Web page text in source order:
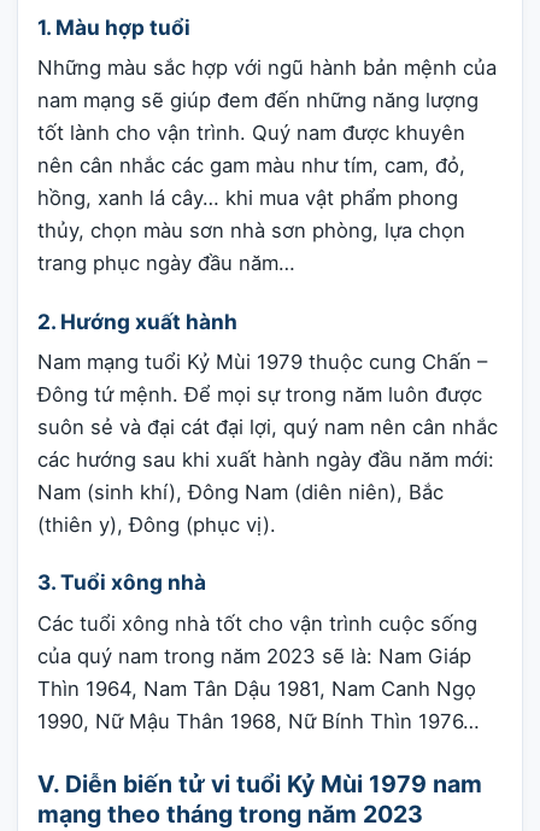
1. Màu hợp tuổi
Những màu sắc hợp với ngũ hành bản mệnh của
nam mạng sẽ giúp đem đến những năng lượng
tốt lành cho vận trình. Quý nam được khuyên
nên cân nhắc các gam màu như tím, cam, đỏ,
hồng, xanh lá cây… khi mua vật phẩm phong
thủy, chọn màu sơn nhà sơn phòng, lựa chọn
trang phục ngày đầu năm…
2. Hướng xuất hành
Nam mạng tuổi Kỷ Mùi 1979 thuộc cung Chấn –
Đông tứ mệnh. Để mọi sự trong năm luôn được
suôn sẻ và đại cát đại lợi, quý nam nên cân nhắc
các hướng sau khi xuất hành ngày đầu năm mới:
Nam (sinh khí), Đông Nam (diên niên), Bắc
(thiên y), Đông (phục vị).
3. Tuổi xông nhà
Các tuổi xông nhà tốt cho vận trình cuộc sống
của quý nam trong năm 2023 sẽ là: Nam Giáp
Thìn 1964, Nam Tân Dậu 1981, Nam Canh Ngọ
1990, Nữ Mậu Thân 1968, Nữ Bính Thìn 1976…
V. Diễn biến tử vi tuổi Kỷ Mùi 1979 nam
mạng theo tháng trong năm 2023